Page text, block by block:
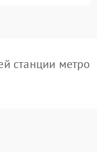
станции метро